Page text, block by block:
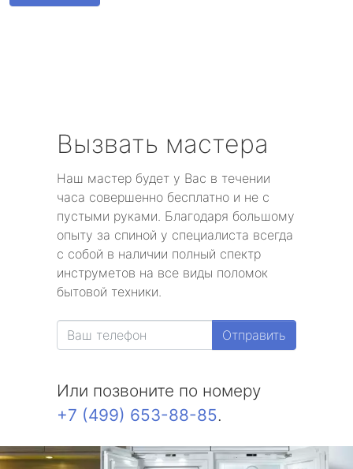
метро Волоколамская
метро Волгоградский проспект
метро Бабушкинская
метро Бульвар Дмитрия Донского
метро Белорусская
метро Красносельская
Вызвать мастера
Наш мастер будет у Вас в течении
часа совершенно бесплатно и не с
пустыми руками. Благодаря большому
опыту за спиной у специалиста всегда
с собой в наличии полный спектр
инструметов на все виды поломок
бытовой техники.
Отправить
Или позвоните по номеру
+7 (499) 653-88-85.